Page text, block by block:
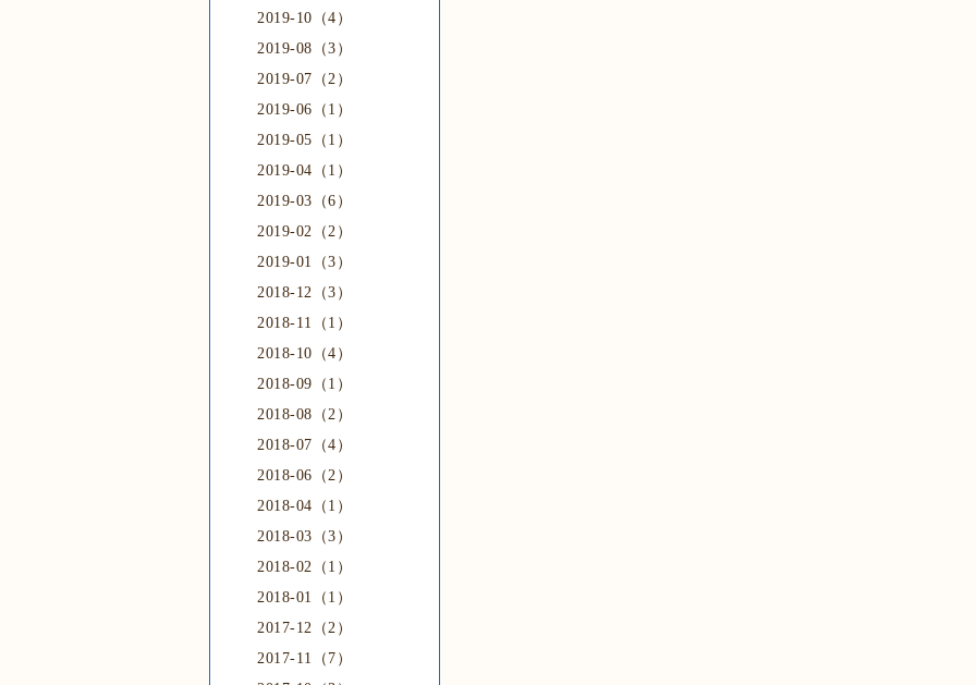
2019-10（4）
2019-08（3）
2019-07（2）
2019-06（1）
2019-05（1）
2019-04（1）
2019-03（6）
2019-02（2）
2019-01（3）
2018-12（3）
2018-11（1）
2018-10（4）
2018-09（1）
2018-08（2）
2018-07（4）
2018-06（2）
2018-04（1）
2018-03（3）
2018-02（1）
2018-01（1）
2017-12（2）
2017-11（7）